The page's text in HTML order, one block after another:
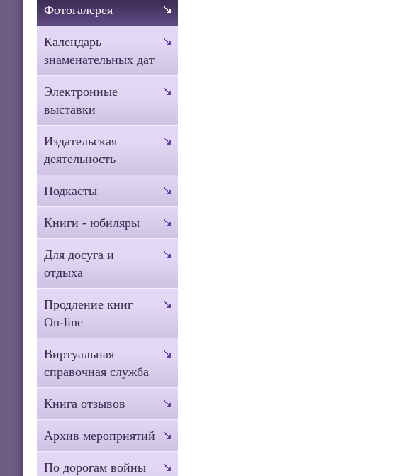
Фотогалерея
Календарь
знаменательных дат
Электронные
выставки
Издательская
деятельность
Подкасты
Книги - юбиляры
Для досуга и
отдыха
Продление книг
On-line
Виртуальная
справочная служба
Книга отзывов
Архив мероприятий
По дорогам войны